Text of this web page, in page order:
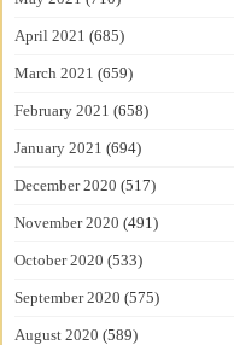
April 2021 (685)
March 2021 (659)
February 2021 (658)
January 2021 (694)
December 2020 (517)
November 2020 (491)
October 2020 (533)
September 2020 (575)
August 2020 (589)